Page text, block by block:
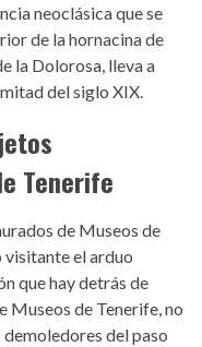
neoclásica que se
de la hornacina de
la Dolorosa, lleva a
del siglo XIX.
Tenerife
de Museos de
el arduo
que hay detrás de
Museos de Tenerife, no
del paso